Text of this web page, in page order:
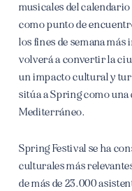
musicales del
como punto de
los fines de semana
volverá a convertir la
un impacto cultural y
sitúa a Spring como
Mediterráneo.
Spring Festival se ha
culturales más
de más de 23.000